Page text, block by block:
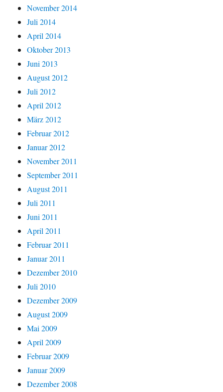
November 2014
Juli 2014
April 2014
Oktober 2013
Juni 2013
August 2012
Juli 2012
April 2012
März 2012
Februar 2012
Januar 2012
November 2011
September 2011
August 2011
Juli 2011
Juni 2011
April 2011
Februar 2011
Januar 2011
Dezember 2010
Juli 2010
Dezember 2009
August 2009
Mai 2009
April 2009
Februar 2009
Januar 2009
Dezember 2008